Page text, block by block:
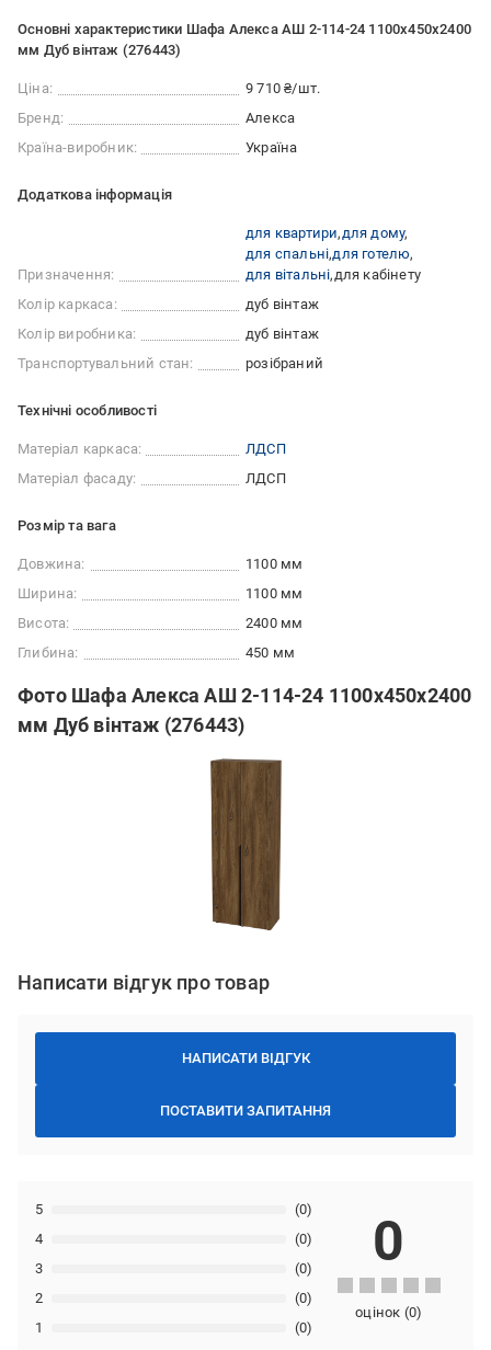
Основні характеристики Шафа Алекса АШ 2-114-24 1100x450x2400
мм Дуб вінтаж (276443)
Ціна:
9 710 ₴/шт.
Бренд:
Алекса
Країна-виробник:
Україна
Додаткова інформація
Призначення:
для квартири для дому
для спальні для готелю
для вітальні для кабінету
Колір каркаса:
дуб вінтаж
Колір виробника:
дуб вінтаж
Транспортувальний стан:
розібраний
Технічні особливості
Матеріал каркаса:
ЛДСП
Матеріал фасаду:
ЛДСП
Розмір та вага
Довжина:
1100 мм
Ширина:
1100 мм
Висота:
2400 мм
Глибина:
450 мм
Фото Шафа Алекса АШ 2-114-24 1100x450x2400
мм Дуб вінтаж (276443)
Написати відгук про товар
НАПИСАТИ ВІДГУК
ПОСТАВИТИ ЗАПИТАННЯ
1 (0)
2 (0)
3 (0)
4 (0)
5 (0)
0
оцінок (0)